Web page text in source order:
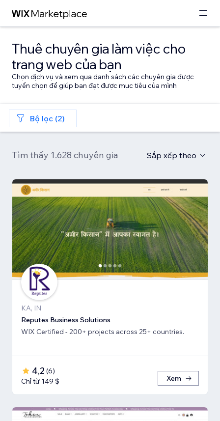
Thuê chuyên gia làm việc cho
trang web của bạn
Chọn dịch vụ và xem qua danh sách các chuyên gia được
tuyển chọn để giúp bạn đạt được mục tiêu của mình
Bộ lọc (2)
Tìm thấy 1.628 chuyên gia Sắp xếp theo
KA, IN
Reputes Business Solutions
WIX Certified - 200+ projects across 25+ countries.
4,2 (6)
Chỉ từ 149 $
Xem